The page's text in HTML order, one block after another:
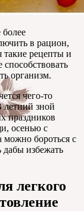
в рацион,
рецепты и
организм.
чего-то
летний зной
праздников
осенью с
бороться с
дабы избежать
легкого